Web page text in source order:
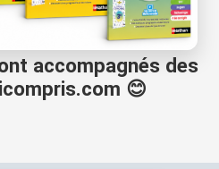
accompagnés des
😊